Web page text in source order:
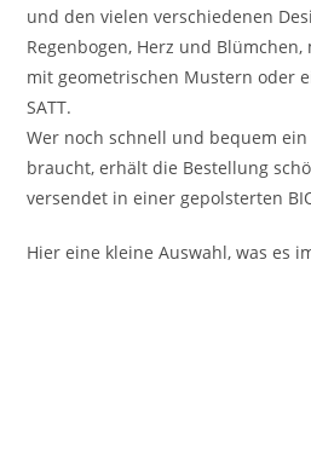
und den vielen verschiedenen
Regenbogen, Herz und
mit geometrischen Mustern oder
SATT.
Wer noch schnell und bequem
braucht, erhält die Bestellung
versendet in einer gepolsterten
Hier eine kleine Auswahl, was es